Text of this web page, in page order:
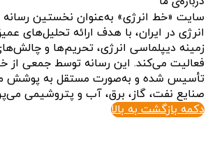
سایت «خط انرژی» به‌عنوان نخستین
انرژی در ایران، با هدف ارائه تحلیل‌های
زمینه دیپلماسی انرژی، تحریم‌ها و
فعالیت می‌کند. این رسانه توسط جمعی از
تأسیس شده و به‌صورت مستقل به پوشش
صنایع نفت، گاز، برق، آب و پتروشیمی
دکمه بازگشت به بالا